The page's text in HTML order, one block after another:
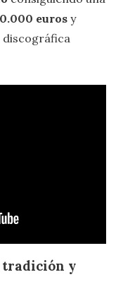
euros y
discográfica
tradición y